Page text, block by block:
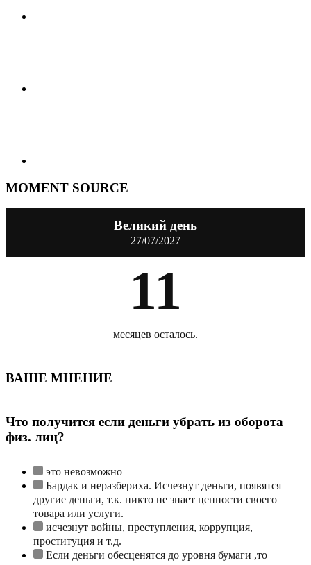
MOMENT SOURCE
Великий день
27/07/2027
11
месяцев осталось.
ВАШЕ МНЕНИЕ
Что получится если деньги убрать из оборота
физ. лиц?
это невозможно
Бардак и неразбериха. Исчезнут деньги, появятся
другие деньги, т.к. никто не знает ценности своего
товара или услуги.
исчезнут войны, преступления, коррупция,
проституция и т.д.
Если деньги обесценятся до уровня бумаги ,то